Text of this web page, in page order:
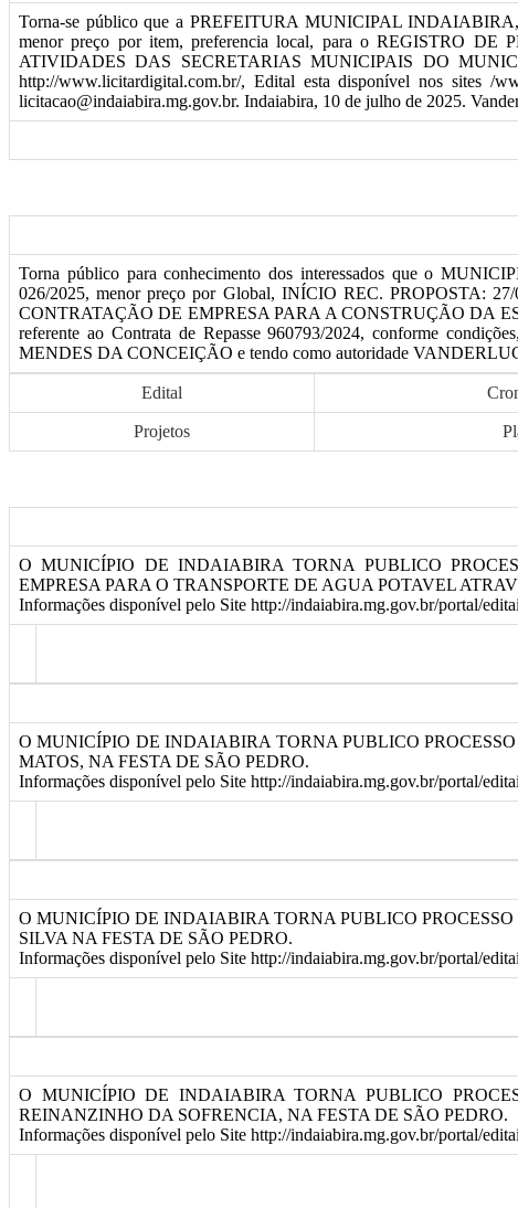
Torna-se público que a PREFEITURA MUNICIPAL INDAIABIRA,
menor preço por item, preferencia local, para o REGISTRO
ATIVIDADES DAS SECRETARIAS MUNICIPAIS DO
http://www.licitardigital.com.br/, Edital esta disponível nos sites /
licitacao@indaiabira.mg.gov.br. Indaiabira, 10 de julho de 2025.
Torna público para conhecimento dos interessados que o
026/2025, menor preço por Global, INÍCIO REC. PROPOSTA:
CONTRATAÇÃO DE EMPRESA PARA A CONSTRUÇÃO DA
referente ao Contrata de Repasse 960793/2024, conforme
MENDES DA CONCEIÇÃO e tendo como autoridade
Edital
Projetos
O MUNICÍPIO DE INDAIABIRA TORNA PUBLICO
EMPRESA PARA O TRANSPORTE DE AGUA POTAVEL
Informações disponível pelo Site http://indaiabira.mg.gov.br/portal/
O MUNICÍPIO DE INDAIABIRA TORNA PUBLICO
MATOS, NA FESTA DE SÃO PEDRO.
Informações disponível pelo Site http://indaiabira.mg.gov.br/portal/
O MUNICÍPIO DE INDAIABIRA TORNA PUBLICO
SILVA NA FESTA DE SÃO PEDRO.
Informações disponível pelo Site http://indaiabira.mg.gov.br/portal/
O MUNICÍPIO DE INDAIABIRA TORNA PUBLICO
REINANZINHO DA SOFRENCIA, NA FESTA DE SÃO PEDRO.
Informações disponível pelo Site http://indaiabira.mg.gov.br/portal/